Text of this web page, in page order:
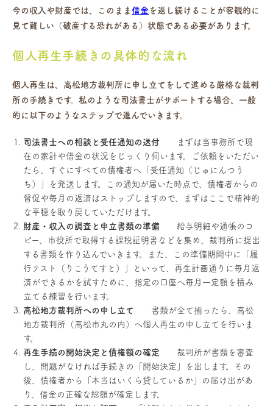
今の収入や財産では、このまま 借金 を返し続けることが客観的に
見て難しい（破産する恐れがある）状態である必要があります。
個人再生手続きの具体的な流れ
個人再生は、高松地方裁判所に申し立てをして進める厳格な裁判
所の手続きです。私のような司法書士がサポートする場合、一般
的に以下のようなステップで進んでいきます。
司法書士への相談と受任通知の送付 まずは当事務所で現
在の家計や借金の状況をじっくり伺います。ご依頼をいただい
たら、すぐにすべての債権者へ「受任通知（じゅにんつう
ち）」を発送します。この通知が届いた時点で、債権者からの
督促や毎月の返済はストップしますので、まずはここで精神的
な平穏を取り戻していただけます。
財産・収入の調査と申立書類の準備 給与明細や通帳のコ
ピー、市役所で取得する課税証明書などを集め、裁判所に提出
する書類を作り込んでいきます。また、この準備期間中に「履
行テスト（りこうてすと）」といって、再生計画通りに毎月返
済ができるかを試すために、指定の口座へ毎月一定額を積み
立てる練習を行います。
高松地方裁判所への申し立て 書類が全て揃ったら、高松
地方裁判所（高松市丸の内）へ個人再生の申し立てを行いま
す。
再生手続の開始決定と債権額の確定 裁判所が書類を審査
し、問題がなければ手続きの「開始決定」を出します。その
後、債権者から「本当はいくら貸しているか」の届け出があ
り、借金の正確な総額が確定します。